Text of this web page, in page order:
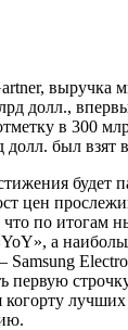
выручка
долл.,
в 300
был взят
цен
по итогам
а
первую